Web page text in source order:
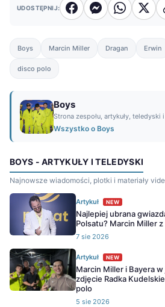
UDOSTĘPNIJ:
Boys Marcin Miller Dragan Erwin
disco polo
Boys
Strona zespołu, artykuły,
Wszystko o Boys
BOYS - ARTYKUŁY I TELEDYSKI
Najnowsze wiadomości, plotki i materiały
Artykuł NEW
Najlepiej ubrana
Polsatu? Marcin Miller z
7 sie 2026
Artykuł NEW
Marcin Miller i Bayera
zdjęcie Radka
polo
5 sie 2026